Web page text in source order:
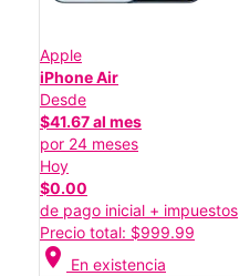
Apple
iPhone Air
Desde
$41.67 al mes
por 24 meses
Hoy
$0.00
de pago inicial + impuestos
Precio total: $999.99
location_on En existencia